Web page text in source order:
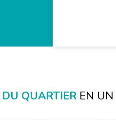
QUARTIER EN UN